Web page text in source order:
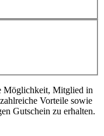
Möglichkeit, Mitglied in
Vorteile sowie
Gutschein zu erhalten.